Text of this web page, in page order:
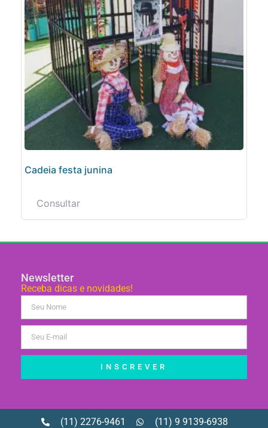
Cadeia festa junina
Consultar
Newsletter
Receba dicas e novidades!
INSCREVER
(11) 2276-9461
(11) 9 9139-6938